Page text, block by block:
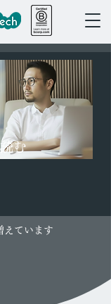
む
えています